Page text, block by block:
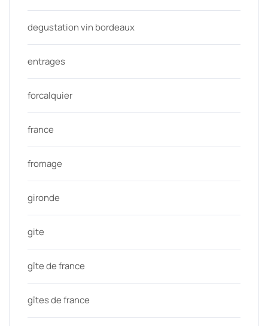
degustation vin bordeaux
entrages
forcalquier
france
fromage
gironde
gite
gîte de france
gîtes de france